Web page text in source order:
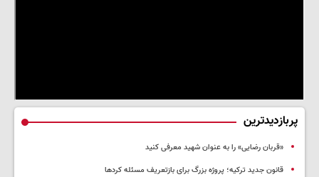
پربازدیدترین
«قربان رضایی» را به عنوان شهید معرفی کنید
قانون جدید ترکیه؛ پروژه بزرگ‌ برای بازتعریف مسئله کردها